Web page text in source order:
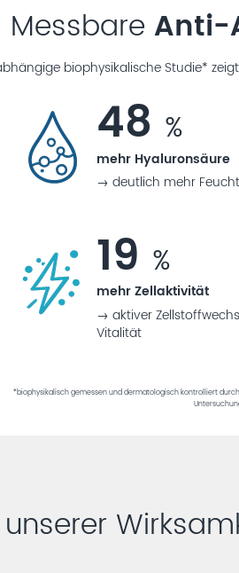
Messbare Anti-
biophysikalische Studie*
48 %
mehr Hyaluronsäure
→ deutlich mehr
19 %
mehr Zellaktivität
→ aktiver
Vitalität
*biophysikalisch gemessen und dermatologisch kontrolliert